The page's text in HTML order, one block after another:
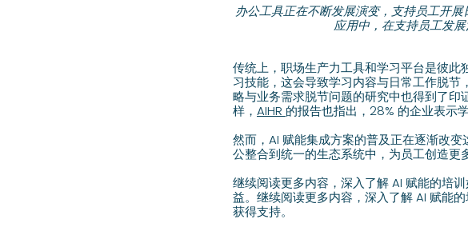
办公工具正在不断发展演变，支持员工开
应用中，在支持员工发
传统上，职场生产力工具和学习平台是彼
习技能，这会导致学习内容与日常工作脱节
略与业务需求脱节问题的研究中也得到了印
样， AIHR 的报告也指出，28% 的企业表示
然而，AI 赋能集成方案的普及正在逐渐改
公整合到统一的生态系统中，为员工创造更
继续阅读更多内容，深入了解 AI 赋能的培
益。继续阅读更多内容，深入了解 AI 赋能
获得支持。